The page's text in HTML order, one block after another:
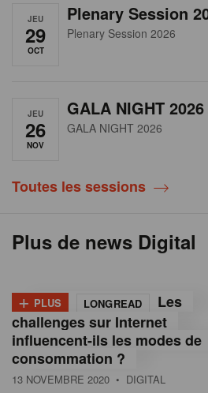
JEU
29
OCT
Plenary Session
Plenary Session 2026
JEU
26
NOV
GALA NIGHT 2026
GALA NIGHT 2026
Toutes les sessions
Plus de news Digital
+ PLUS LONGREAD
Les
challenges sur Internet
influencent-ils les modes de
consommation ?
13 NOVEMBRE 2020 • DIGITAL